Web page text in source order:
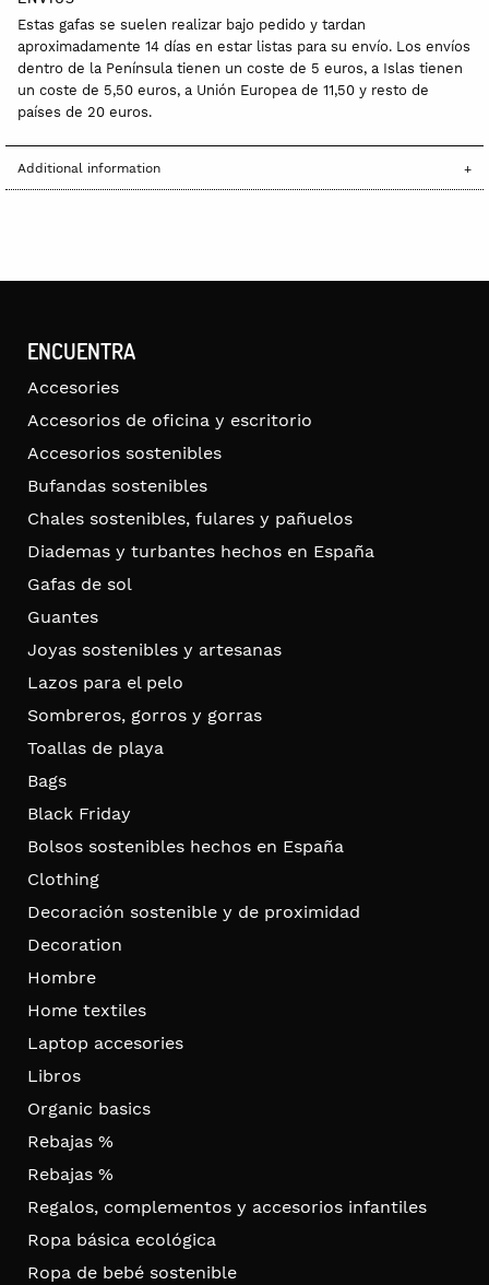
Estas gafas se suelen realizar bajo pedido y tardan
aproximadamente 14 días en estar listas para su envío. Los envíos
dentro de la Península tienen un coste de 5 euros, a Islas tienen
un coste de 5,50 euros, a Unión Europea de 11,50 y resto de
países de 20 euros.
Additional information
ENCUENTRA
Accesories
Accesorios de oficina y escritorio
Accesorios sostenibles
Bufandas sostenibles
Chales sostenibles, fulares y pañuelos
Diademas y turbantes hechos en España
Gafas de sol
Guantes
Joyas sostenibles y artesanas
Lazos para el pelo
Sombreros, gorros y gorras
Toallas de playa
Bags
Black Friday
Bolsos sostenibles hechos en España
Clothing
Decoración sostenible y de proximidad
Decoration
Hombre
Home textiles
Laptop accesories
Libros
Organic basics
Rebajas %
Rebajas %
Regalos, complementos y accesorios infantiles
Ropa básica ecológica
Ropa de bebé sostenible